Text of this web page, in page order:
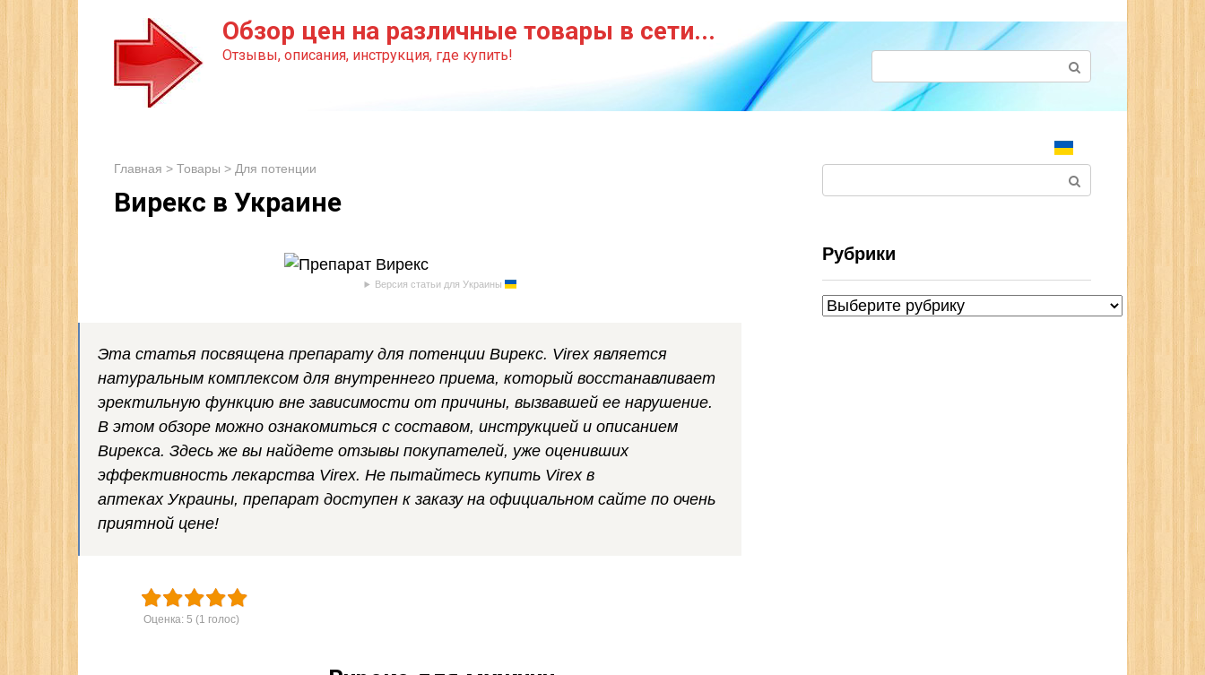
Обзор цен на различные товары в сети...
Отзывы, описания, инструкция, где купить!
Главная > Товары > Для потенции
Вирекс в Украине
Версия статьи для Украины
Эта статья посвящена препарату для потенции Вирекс. Virex является
натуральным комплексом для внутреннего приема, который восстанавливает
эректильную функцию вне зависимости от причины, вызвавшей ее нарушение.
В этом обзоре можно ознакомиться с составом, инструкцией и описанием
Вирекса. Здесь же вы найдете отзывы покупателей, уже оценивших
эффективность лекарства Virex. Не пытайтесь купить Virex в
аптеках Украины, препарат доступен к заказу на официальном сайте по очень
приятной цене!
Оценка: 5 (1 голос)
Рубрики
Рубрики